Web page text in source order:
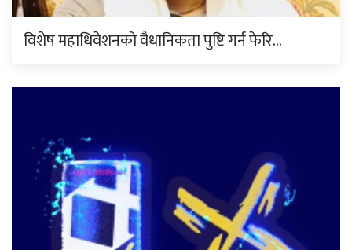
विशेष महाधिवेशनको वैधानिकता पुष्टि गर्न फेरि…